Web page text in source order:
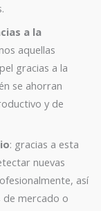
a la
aquellas
gracias a la
se ahorran
y de
: gracias a esta
nuevas
así
de mercado o